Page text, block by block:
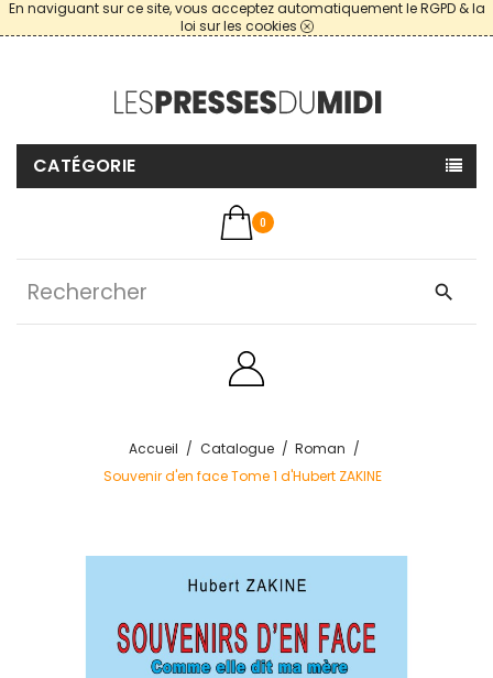
En naviguant sur ce site, vous acceptez automatiquement le RGPD & la
loi sur les cookies
CATÉGORIE
0
search
Accueil Catalogue
Roman
Souvenir d'en face Tome 1 d'Hubert ZAKINE